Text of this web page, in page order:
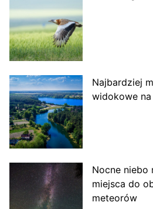
Najbardziej
widokowe na
Nocne niebo
miejsca do
meteorów